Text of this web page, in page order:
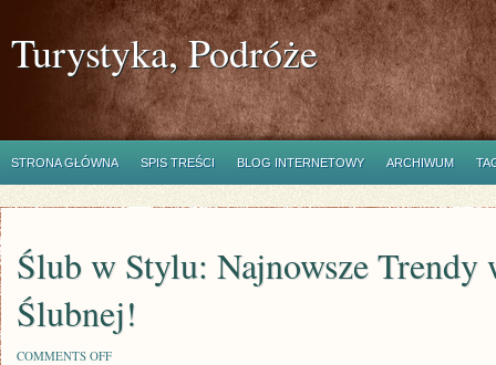
Turystyka, Podróże
STRONA GŁÓWNA SPIS TREŚCI BLOG INTERNETOWY ARCHIWUM
Ślub w Stylu: Najnowsze Trendy
Ślubnej!
COMMENTS OFFON